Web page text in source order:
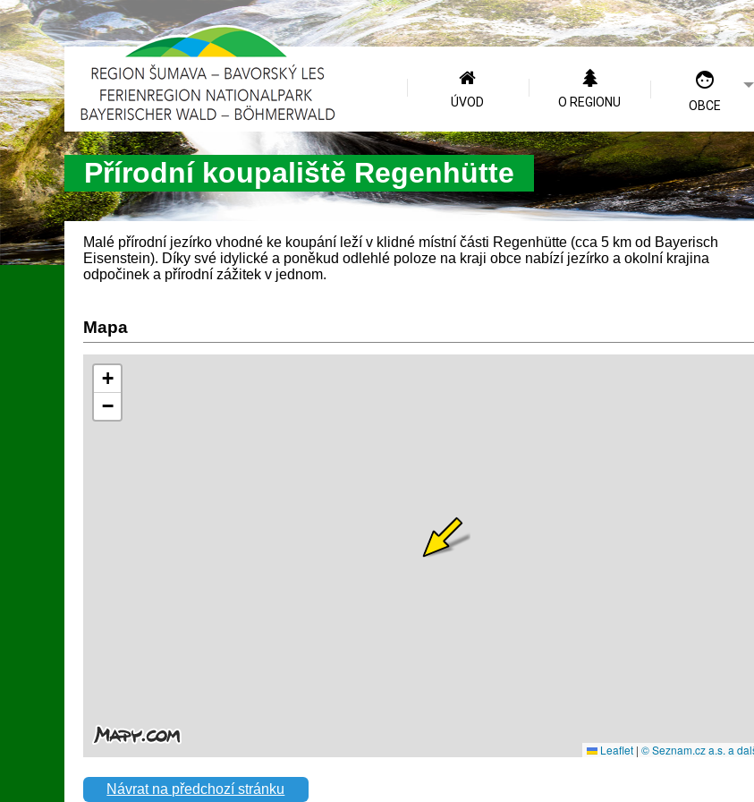
ÚVOD O REGIONU OBCE
Přírodní koupaliště Regenhütte
Malé přírodní jezírko vhodné ke koupání leží v klidné místní části Regenhütte (cca 5 km od Bayerisch
Eisenstein). Díky své idylické a poněkud odlehlé poloze na kraji obce nabízí jezírko a okolní krajina
odpočinek a přírodní zážitek v jednom.
Mapa
Návrat na předchozí stránku